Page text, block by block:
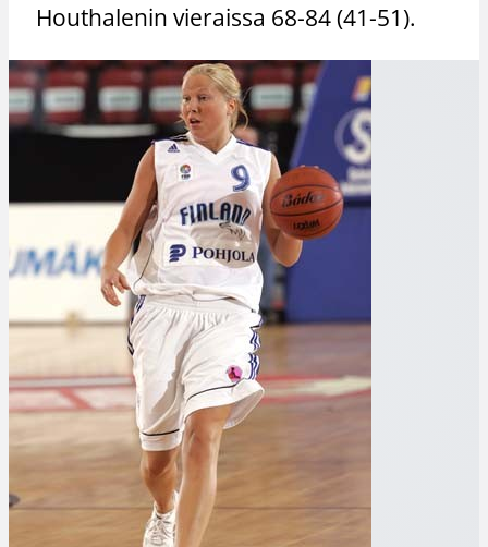
Houthalenin vieraissa 68-84 (41-51).